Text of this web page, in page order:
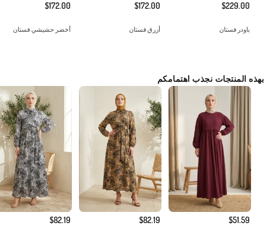
$229.00
باودر فستان
$172.00
أزرق فستان
$172.00
أخضر حشيشي فستان
بهذه المنتجات نجذب اهتمامكم
$51.59
$82.19
$82.19